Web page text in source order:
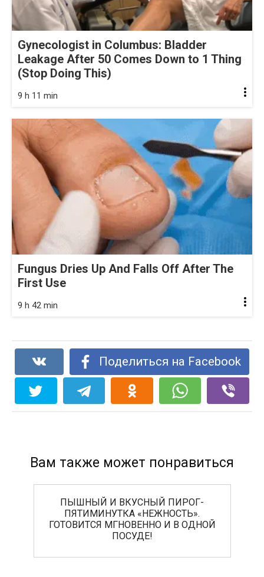
Gynecologist in Columbus: Bladder
Leakage After 50 Comes Down to 1 Thing
(Stop Doing This)
9 h 11 min
Fungus Dries Up And Falls Off After The
First Use
9 h 42 min
Поделиться на Facebook
Вам также может понравиться
ПЫШНЫЙ И ВКУСНЫЙ ПИРОГ-
ПЯТИМИНУТКА «НЕЖНОСТЬ».
ГОТОВИТСЯ МГНОВЕННО И В ОДНОЙ
ПОСУДЕ!